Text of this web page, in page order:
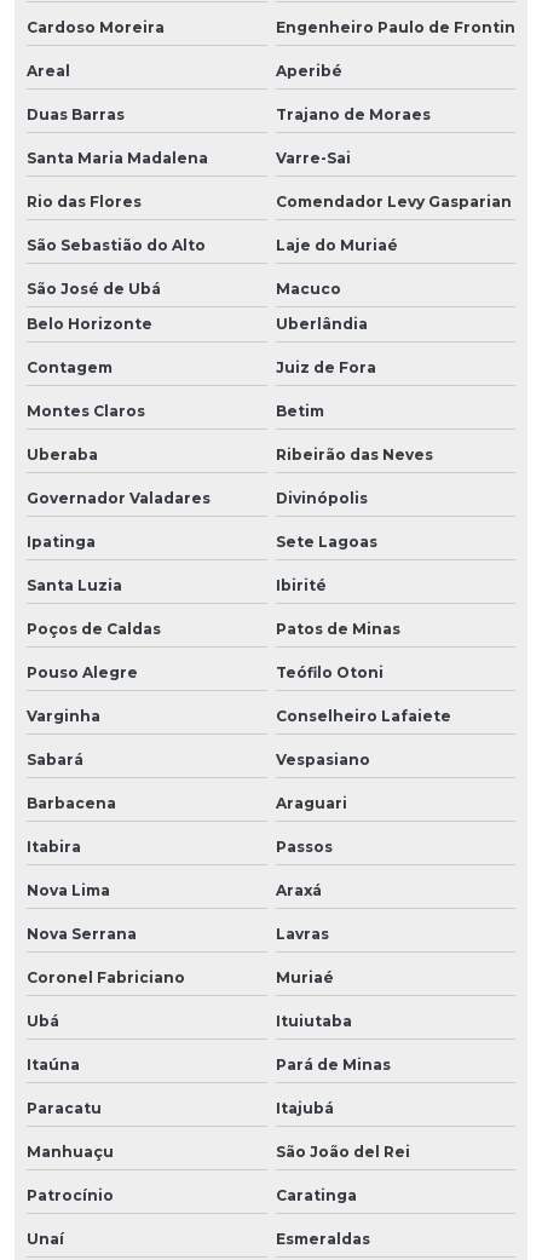
Cardoso Moreira Engenheiro Paulo de Frontin
Areal Aperibé
Duas Barras Trajano de Moraes
Santa Maria Madalena Varre-Sai
Rio das Flores Comendador Levy Gasparian
São Sebastião do Alto Laje do Muriaé
São José de Ubá
Macuco
Belo Horizonte
Uberlândia
Contagem Juiz de Fora
Montes Claros Betim
Uberaba Ribeirão das Neves
Governador Valadares Divinópolis
Ipatinga Sete Lagoas
Santa Luzia Ibirité
Poços de Caldas Patos de Minas
Pouso Alegre Teófilo Otoni
Varginha Conselheiro Lafaiete
Sabará Vespasiano
Barbacena Araguari
Itabira Passos
Nova Lima Araxá
Nova Serrana Lavras
Coronel Fabriciano Muriaé
Ubá Ituiutaba
Itaúna Pará de Minas
Paracatu Itajubá
Manhuaçu São João del Rei
Patrocínio Caratinga
Unaí Esmeraldas